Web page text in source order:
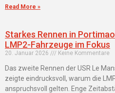
Read More »
Starkes Rennen in
LMP2-Fahrzeuge im Fokus
20. Januar 2026 Keine Kommentare
Das zweite Rennen der USR Le
zeigte eindrucksvoll, warum die
anspruchsvoll gelten. Enge